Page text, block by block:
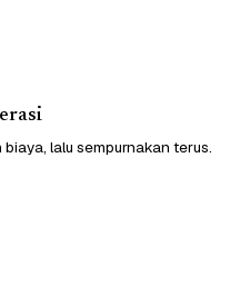
lalu sempurnakan terus.